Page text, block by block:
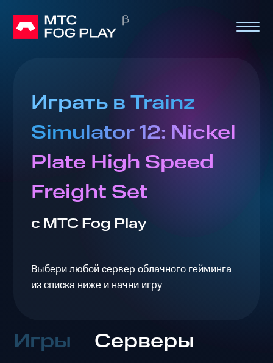
Играть в Trainz
Simulator 12: Nickel
Plate High Speed
Freight Set
с МТС Fog Play
Выбери любой сервер облачного гейминга
из списка ниже и начни игру
Игры Серверы